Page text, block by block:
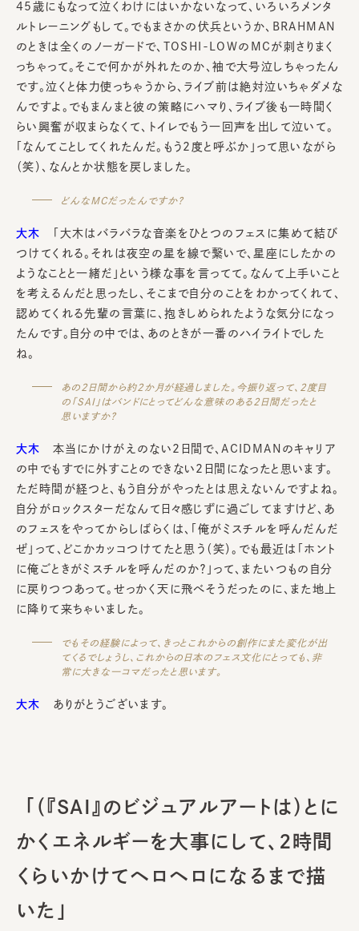
45歳にもなって泣くわけにはいかないなって、いろいろメンタ
ルトレーニングもして。でもまさかの伏兵というか、BRAHMAN
のときは全くのノーガードで、TOSHI-LOWのMCが刺さりまく
っちゃって。そこで何かが外れたのか、袖で大号泣しちゃったん
です。泣くと体力使っちゃうから、ライブ前は絶対泣いちゃダメな
んですよ。でもまんまと彼の策略にハマり、ライブ後も一時間く
らい興奮が収まらなくて、トイレでもう一回声を出して泣いて。
「なんてことしてくれたんだ。もう2度と呼ぶか」って思いながら
（笑）、なんとか状態を戻しました。
どんなMCだったんですか？
大木
「大木はバラバラな音楽をひとつのフェスに集めて結び
つけてくれる。それは夜空の星を線で繋いで、星座にしたかの
ようなことと一緒だ」という様な事を言ってて。なんて上手いこと
を考えるんだと思ったし、そこまで自分のことをわかってくれて、
認めてくれる先輩の言葉に、抱きしめられたような気分になっ
たんです。自分の中では、あのときが一番のハイライトでした
ね。
あの2日間から約2か月が経過しました。今振り返って、2度目
の「SAI」はバンドにとってどんな意味のある2日間だったと
思いますか？
大木
本当にかけがえのない2日間で、ACIDMANのキャリア
の中でもすでに外すことのできない2日間になったと思います。
ただ時間が経つと、もう自分がやったとは思えないんですよね。
自分がロックスターだなんて日々感じずに過ごしてますけど、あ
のフェスをやってからしばらくは、「俺がミスチルを呼んだんだ
ぜ」って、どこかカッコつけてたと思う（笑）。でも最近は「ホント
に俺ごときがミスチルを呼んだのか？」って、またいつもの自分
に戻りつつあって。せっかく天に飛べそうだったのに、また地上
に降りて来ちゃいました。
でもその経験によって、きっとこれからの創作にまた変化が出
てくるでしょうし、これからの日本のフェス文化にとっても、非
常に大きな一コマだったと思います。
大木 ありがとうございます。
「（『SAI』のビジュアルアートは）とに
かくエネルギーを大事にして、2時間
くらいかけてヘロヘロになるまで描
いた」